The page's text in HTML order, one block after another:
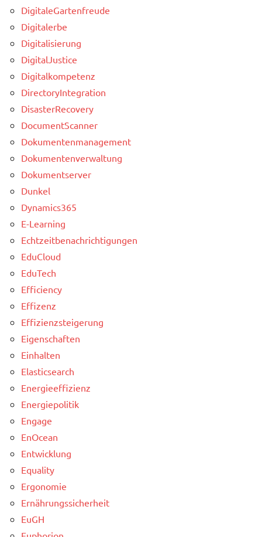
DigitaleGartenfreude
Digitalerbe
Digitalisierung
DigitalJustice
Digitalkompetenz
DirectoryIntegration
DisasterRecovery
DocumentScanner
Dokumentenmanagement
Dokumentenverwaltung
Dokumentserver
Dunkel
Dynamics365
E-Learning
Echtzeitbenachrichtigungen
EduCloud
EduTech
Efficiency
Effizenz
Effizienzsteigerung
Eigenschaften
Einhalten
Elasticsearch
Energieeffizienz
Energiepolitik
Engage
EnOcean
Entwicklung
Equality
Ergonomie
Ernährungssicherheit
EuGH